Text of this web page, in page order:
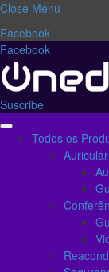
Close Menu
Facebook
Facebook
Suscribe
Todos os